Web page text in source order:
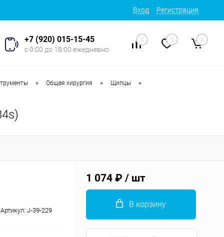
Вход Регистрация
+7 (920) 015-15-45
с 9:00 до 18:00 ежедневно
0 0 0
• Общая хирургия • Щипцы •
Артикул: J-39-229
1 074 ₽ / шт
В корзину